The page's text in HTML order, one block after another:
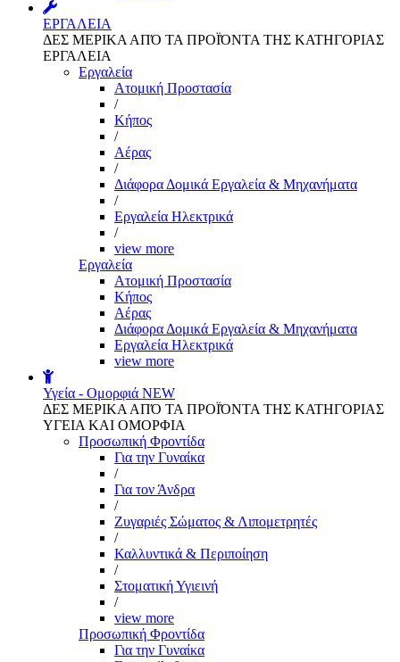
ΕΡΓΑΛΕΙΑ
ΔΕΣ ΜΕΡΙΚΑ ΑΠΌ ΤΑ ΠΡΟΪΌΝΤΑ ΤΗΣ ΚΑΤΗΓΟΡΙΑΣ
ΕΡΓΑΛΕΙΑ
Εργαλεία
Aτομική Προστασία
/
Kήπος
/
Αέρας
/
Διάφορα Δομικά Εργαλεία & Μηχανήματα
/
Εργαλεία Ηλεκτρικά
/
view more
Εργαλεία
Aτομική Προστασία
Kήπος
Αέρας
Διάφορα Δομικά Εργαλεία & Μηχανήματα
Εργαλεία Ηλεκτρικά
view more
Υγεία - Ομορφιά NEW
ΔΕΣ ΜΕΡΙΚΑ ΑΠΌ ΤΑ ΠΡΟΪΌΝΤΑ ΤΗΣ ΚΑΤΗΓΟΡΙΑΣ
ΥΓΕΙΑ ΚΑΙ ΟΜΟΡΦΙΑ
Προσωπική Φροντίδα
Για την Γυναίκα
/
Για τον Άνδρα
/
Ζυγαριές Σώματος & Λιπομετρητές
/
Καλλυντικά & Περιποίηση
/
Στοματική Υγιεινή
/
view more
Προσωπική Φροντίδα
Για την Γυναίκα